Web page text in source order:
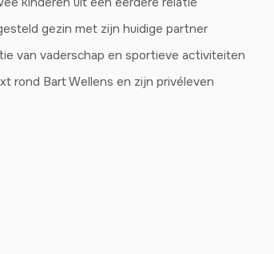
gezin met zijn huidige partner
van vaderschap en sportieve activiteiten
rond Bart Wellens en zijn privéleven